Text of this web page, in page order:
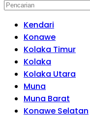
Kendari
Konawe
Kolaka Timur
Kolaka
Kolaka Utara
Muna
Muna Barat
Konawe Selatan